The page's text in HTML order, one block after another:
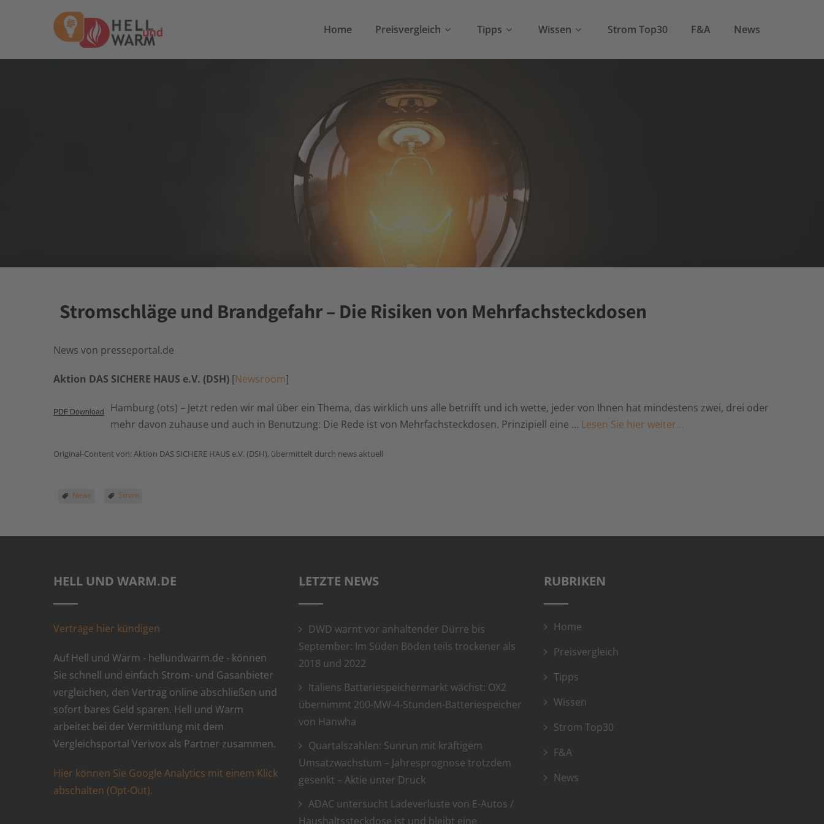
Home Preisvergleich Tipps Wissen Strom Top30 F&A News
Stromschläge und Brandgefahr – Die Risiken von Mehrfachsteckdosen
News von presseportal.de
Aktion DAS SICHERE HAUS e.V. (DSH) [Newsroom]
PDF Download
Hamburg (ots) – Jetzt reden wir mal über ein Thema, das wirklich uns alle betrifft und ich wette, jeder von Ihnen hat mindestens zwei, drei oder
mehr davon zuhause und auch in Benutzung: Die Rede ist von Mehrfachsteckdosen. Prinzipiell eine … Lesen Sie hier weiter…
Original-Content von: Aktion DAS SICHERE HAUS e.V. (DSH), übermittelt durch news aktuell
News Strom
HELL UND WARM.DE
Verträge hier kündigen
Auf Hell und Warm - hellundwarm.de - können
Sie schnell und einfach Strom- und Gasanbieter
vergleichen, den Vertrag online abschließen und
sofort bares Geld sparen. Hell und Warm
arbeitet bei der Vermittlung mit dem
Vergleichsportal Verivox als Partner zusammen.
Hier können Sie Google Analytics mit einem Klick
abschalten (Opt-Out).
LETZTE NEWS
DWD warnt vor anhaltender Dürre bis
September: Im Süden Böden teils trockener als
2018 und 2022
Italiens Batteriespeichermarkt wächst: OX2
übernimmt 200-MW-4-Stunden-Batteriespeicher
von Hanwha
Quartalszahlen: Sunrun mit kräftigem
Umsatzwachstum – Jahresprognose trotzdem
gesenkt – Aktie unter Druck
ADAC untersucht Ladeverluste von E-Autos /
Haushaltssteckdose ist und bleibt eine
RUBRIKEN
Home
Preisvergleich
Tipps
Wissen
Strom Top30
F&A
News